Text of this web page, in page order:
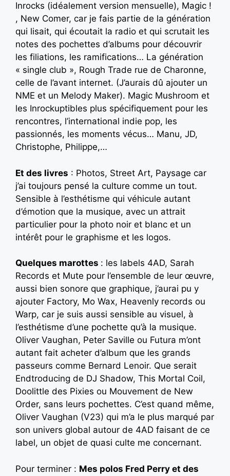
Inrocks (idéalement version mensuelle), Magic !
, New Comer, car je fais partie de la génération
qui lisait, qui écoutait la radio et qui scrutait les
notes des pochettes d’albums pour découvrir
les filiations, les ramifications… La génération
« single club », Rough Trade rue de Charonne,
celle de l’avant internet. (J’aurais dû ajouter un
NME et un Melody Maker). Magic Mushroom et
les Inrockuptibles plus spécifiquement pour les
rencontres, l’international indie pop, les
passionnés, les moments vécus… Manu, JD,
Christophe, Philippe,…
Et des livres : Photos, Street Art, Paysage car
j’ai toujours pensé la culture comme un tout.
Sensible à l’esthétisme qui véhicule autant
d’émotion que la musique, avec un attrait
particulier pour la photo noir et blanc et un
intérêt pour le graphisme et les logos.
Quelques marottes : les labels 4AD, Sarah
Records et Mute pour l’ensemble de leur œuvre,
aussi bien sonore que graphique, j’aurai pu y
ajouter Factory, Mo Wax, Heavenly records ou
Warp, car je suis aussi sensible au visuel, à
l’esthétisme d’une pochette qu’à la musique.
Oliver Vaughan, Peter Saville ou Futura m’ont
autant fait acheter d’album que les grands
passeurs comme Bernard Lenoir. Que serait
Endtroducing de DJ Shadow, This Mortal Coil,
Doolittle des Pixies ou Mouvement de New
Order, sans leurs pochettes. C’est quand même,
Oliver Vaughan (V23) qui m’a le plus marqué par
son univers global autour de 4AD faisant de ce
label, un objet de quasi culte me concernant.
Pour terminer : Mes polos Fred Perry et des